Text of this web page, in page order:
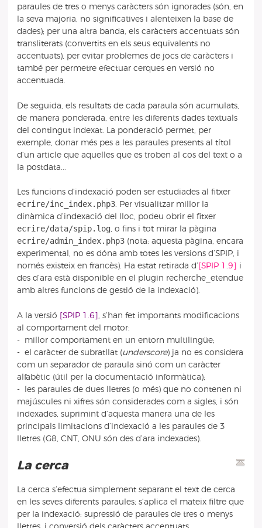
paraules de tres o menys caràcters són ignorades (són, en
la seva majoria, no significatives i alenteixen la base de
dades); per una altra banda, els caràcters accentuats són
transliterats (convertits en els seus equivalents no
accentuats), per evitar problemes de jocs de caràcters i
també per permetre efectuar cerques en versió no
accentuada.
De seguida, els resultats de cada paraula són acumulats,
de manera ponderada, entre les diferents dades textuals
del contingut indexat. La ponderació permet, per
exemple, donar més pes a les paraules presents al títol
d’un article que aquelles que es troben al cos del text o a
la postdata...
Les funcions d’indexació poden ser estudiades al fitxer
ecrire/inc_index.php3. Per visualitzar millor la
dinàmica d’indexació del lloc, podeu obrir el fitxer
ecrire/data/spip.log, o fins i tot mirar la pàgina
ecrire/admin_index.php3(nota: aquesta pàgina, encara
experimental, no es dóna amb totes les versions d’SPIP, i
només existeix en francès). Ha estat retirada d’ [SPIP 1.9] i
des d’ara està disponible en el plugin recherche_etendue
amb altres funcions de gestió de la indexació).
A la versió [SPIP 1.6], s’han fet importants modificacions
al comportament del motor:
- millor comportament en un entorn multilingüe;
- el caràcter de subratllat (underscore) ja no es considera
com un separador de paraula sinó com un caràcter
alfabètic (útil per la documentació informàtica);
- les paraules de dues lletres (o més) que no contenen ni
majúscules ni xifres són considerades com a sigles, i són
indexades, suprimint d’aquesta manera una de les
principals limitacions d’indexació a les paraules de 3
lletres (G8, CNT, ONU són des d’ara indexades).
La cerca
La cerca s’efectua simplement separant el text de cerca
en les seves diferents paraules; s’aplica el mateix filtre que
per la indexació: supressió de paraules de tres o menys